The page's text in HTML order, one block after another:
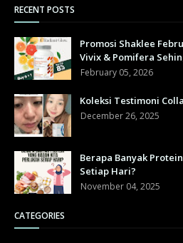
RECENT POSTS
Promosi Shaklee
Vivix & Pomifera
February 05, 2026
Koleksi Testimoni
December 26, 2025
Berapa Banyak
Setiap Hari?
November 04, 2025
CATEGORIES